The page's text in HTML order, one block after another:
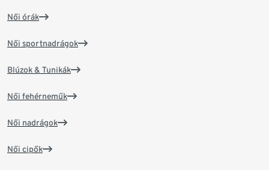
Női órák
Női sportnadrágok
Blúzok & Tunikák
Női fehérneműk
Női nadrágok
Női cipők